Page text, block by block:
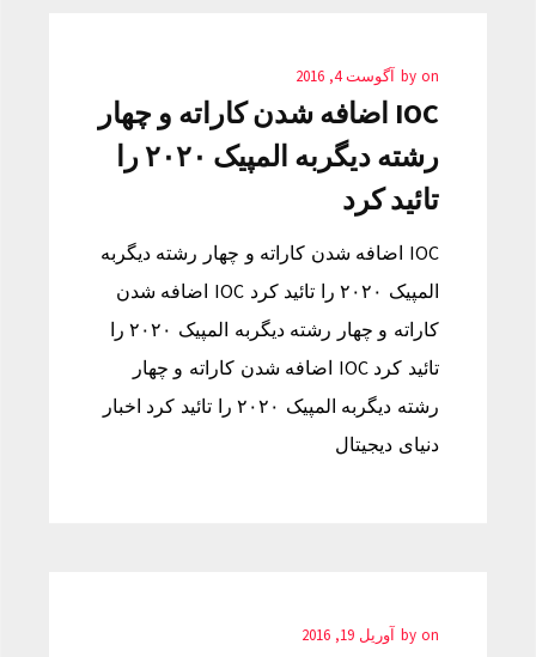
by on آگوست 4, 2016
IOC اضافه شدن کاراته و چهار
رشته دیگربه المپیک ۲۰۲۰ را
تائید کرد
IOC اضافه شدن کاراته و چهار رشته دیگربه
المپیک ۲۰۲۰ را تائید کرد IOC اضافه شدن
کاراته و چهار رشته دیگربه المپیک ۲۰۲۰ را
تائید کرد IOC اضافه شدن کاراته و چهار
رشته دیگربه المپیک ۲۰۲۰ را تائید کرد اخبار
دنیای دیجیتال
by on آوریل 19, 2016